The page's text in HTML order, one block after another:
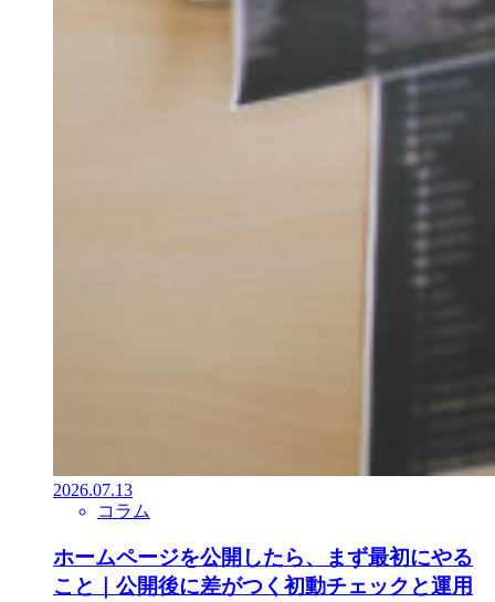
2026.07.13
コラム
ホームページを公開したら、まず最初にやる
こと｜公開後に差がつく初動チェックと運用